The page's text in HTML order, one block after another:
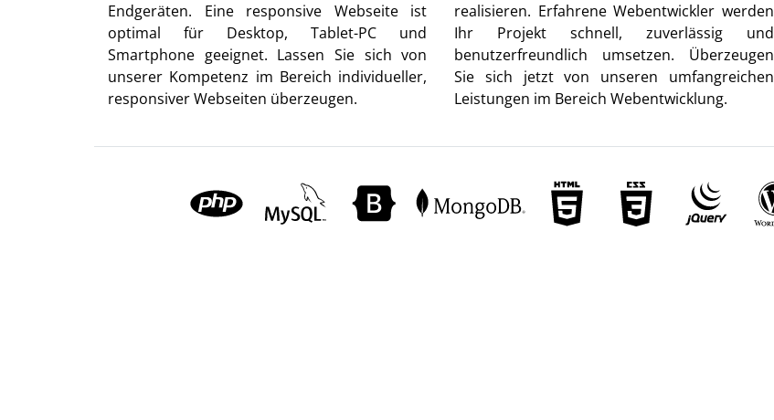
Endgeräten. Eine responsive Webseite ist
optimal für Desktop, Tablet-PC und
Smartphone geeignet. Lassen Sie sich von
unserer Kompetenz im Bereich individueller,
responsiver Webseiten überzeugen.
realisieren. Erfahrene Webentwickler werden
Ihr Projekt schnell, zuverlässig und
benutzerfreundlich umsetzen. Überzeugen
Sie sich jetzt von unseren umfangreichen
Leistungen im Bereich Webentwicklung.